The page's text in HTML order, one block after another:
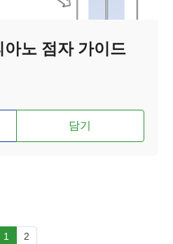
노 점자 가이드
담기
1 2